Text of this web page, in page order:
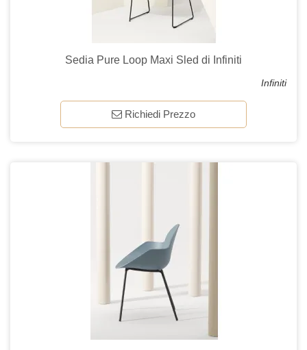
Sedia Pure Loop Maxi Sled di Infiniti
Infiniti
Richiedi Prezzo